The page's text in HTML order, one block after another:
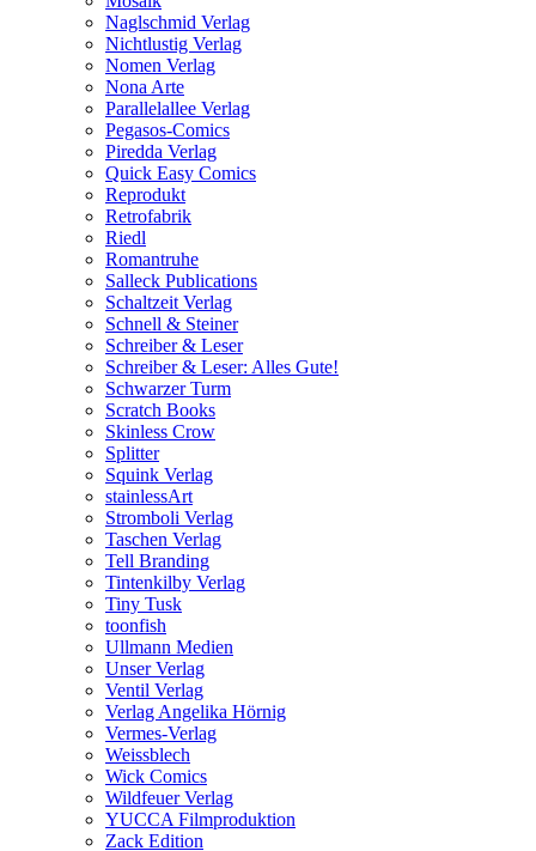
Naglschmid Verlag
Nichtlustig Verlag
Nomen Verlag
Nona Arte
Parallelallee Verlag
Pegasos-Comics
Piredda Verlag
Quick Easy Comics
Reprodukt
Retrofabrik
Riedl
Romantruhe
Salleck Publications
Schaltzeit Verlag
Schnell & Steiner
Schreiber & Leser
Schreiber & Leser: Alles Gute!
Schwarzer Turm
Scratch Books
Skinless Crow
Splitter
Squink Verlag
stainlessArt
Stromboli Verlag
Taschen Verlag
Tell Branding
Tintenkilby Verlag
Tiny Tusk
toonfish
Ullmann Medien
Unser Verlag
Ventil Verlag
Verlag Angelika Hörnig
Vermes-Verlag
Weissblech
Wick Comics
Wildfeuer Verlag
YUCCA Filmproduktion
Zack Edition